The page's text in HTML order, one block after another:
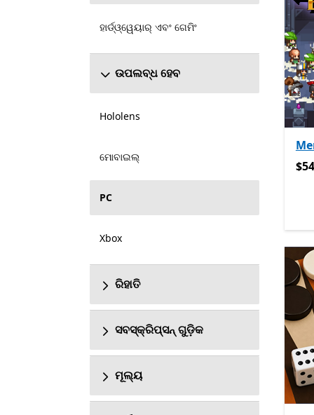
ହାର୍ଡ୍ଓ୍ୱେୟାର୍ ଏବଂ ଗେମିଂ
ଉପଲବ୍ଧ ହେବ
Hololens
ମୋବାଇଲ୍
PC
Xbox
ରିହାତି
ସବସ୍କ୍ରିପ୍ସନ୍ ଗୁଡ଼ିକ
ମୂଲ୍ୟ